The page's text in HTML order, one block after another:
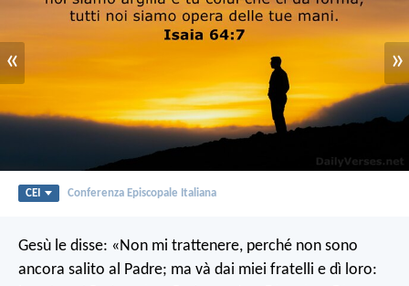
« »
CEI Conferenza Episcopale Italiana
Gesù le disse: «Non mi trattenere, perché non sono
ancora salito al Padre; ma và dai miei fratelli e dì loro: